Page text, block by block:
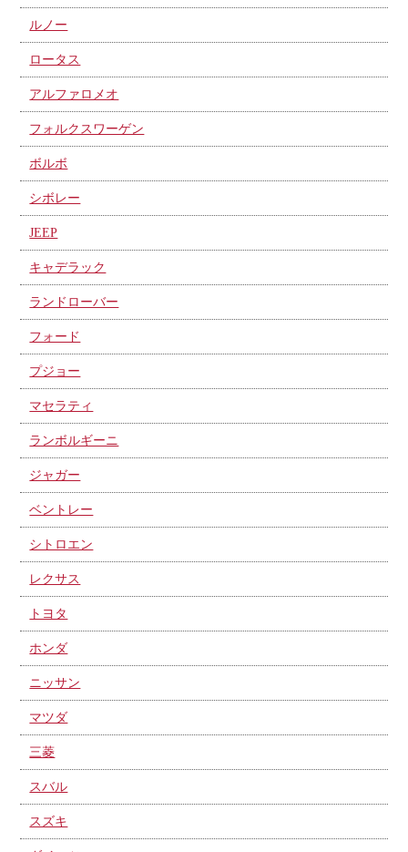
ルノー
ロータス
アルファロメオ
フォルクスワーゲン
ボルボ
シボレー
JEEP
キャデラック
ランドローバー
フォード
プジョー
マセラティ
ランボルギーニ
ジャガー
ベントレー
シトロエン
レクサス
トヨタ
ホンダ
ニッサン
マツダ
三菱
スバル
スズキ